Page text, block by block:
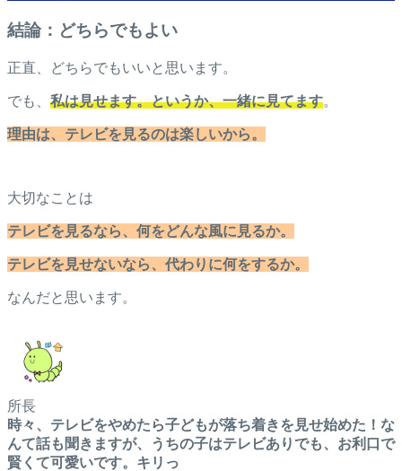
結論：どちらでもよい
正直、どちらでもいいと思います。
でも、 私は見せます。というか、一緒に見てます。
理由は、テレビを見るのは楽しいから。
大切なことは
テレビを見るなら、何をどんな風に見るか。
テレビを見せないなら、代わりに何をするか。
なんだと思います。
所長
時々、テレビをやめたら子どもが落ち着きを見せ始めた！な
んて話も聞きますが、うちの子はテレビありでも、お利口で
賢くて可愛いです。キリっ